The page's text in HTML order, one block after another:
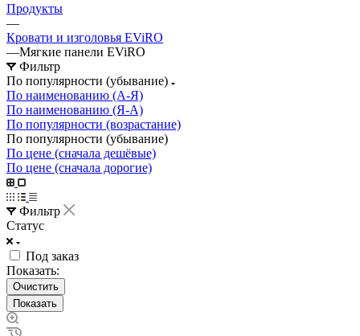
Продукты
—
Кровати и изголовья EViRO
—Мягкие панели EViRO
Фильтр
По популярности (убывание)
По наименованию (А-Я)
По наименованию (Я-А)
По популярности (возрастание)
По популярности (убывание)
По цене (сначала дешёвые)
По цене (сначала дорогие)
Фильтр
Статус
Под заказ
Показать:
Очистить